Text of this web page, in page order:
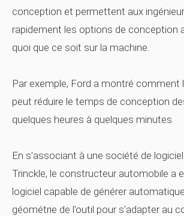
conception et permettent aux
rapidement les options de conception
quoi que ce soit sur la machine.
Par exemple, Ford a montré
peut réduire le temps de conception
quelques heures à quelques minutes.
En s'associant à une société de
Trinckle, le constructeur automobile a
logiciel capable de générer
géométrie de l'outil pour s'adapter au